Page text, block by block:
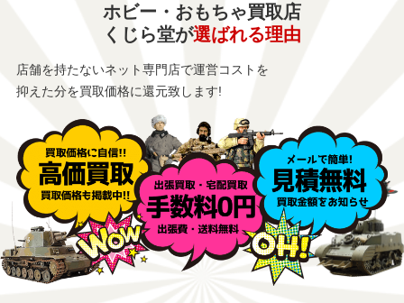
ホビー・おもちゃ買取店
くじら堂が選ばれる理由
店舗を持たないネット専門店で運営コストを
抑えた分を買取価格に還元致します!